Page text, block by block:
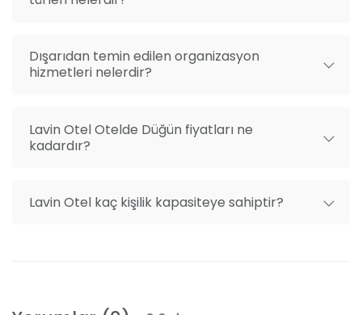
Dışarıdan temin edilen organizasyon
hizmetleri nelerdir?
Lavin Otel Otelde Düğün fiyatları ne
kadardır?
Lavin Otel kaç kişilik kapasiteye sahiptir?